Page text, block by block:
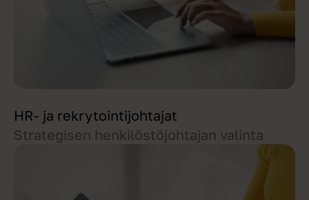
HR- ja rekrytointijohtajat
Strategisen henkilöstöjohtajan valinta